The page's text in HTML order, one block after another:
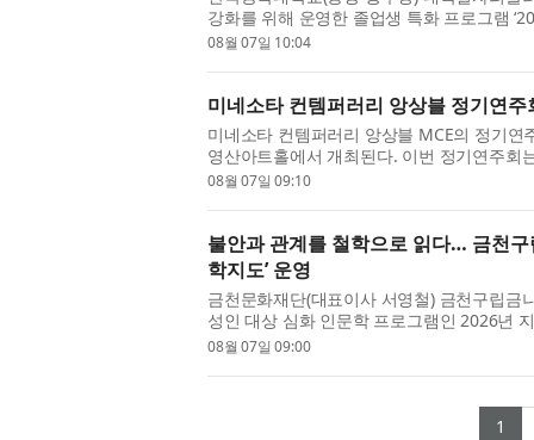
강화를 위해 운영한 졸업생 특화 프로그램
했다. 이번 프로그램은 지난 6월 1일부...
08월 07일 10:04
미네소타 컨템퍼러리 앙상블 정기연주
미네소타 컨템퍼러리 앙상블 MCE의 정기연
영산아트홀에서 개최된다. 이번 정기연주회
간과 감정의 결을 다채로운 편성과...
08월 07일 09:10
불안과 관계를 철학으로 읽다… 금천
학지도’ 운영
금천문화재단(대표이사 서영철) 금천구립
성인 대상 심화 인문학 프로그램인 2026년
한다고 밝혔다. ‘지혜학교’는 문화체...
08월 07일 09:00
1